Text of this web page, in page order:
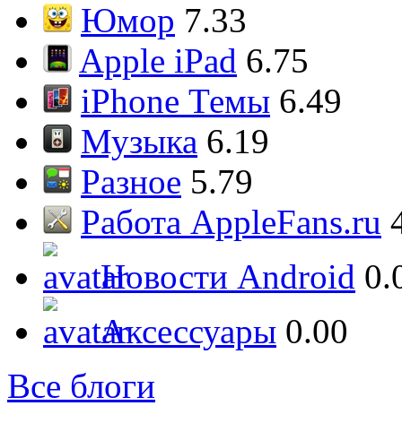
Юмор 7.33
Apple iPad 6.75
iPhone Темы 6.49
Музыка 6.19
Разное 5.79
Работа AppleFans.ru
Новости Android
Аксессуары 0.00
Все блоги